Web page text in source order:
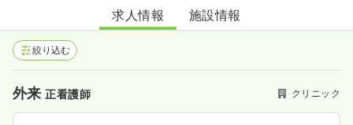
甲斐クリニック
求人情報 施設情報
絞り込む
外来正看護師 クリニック